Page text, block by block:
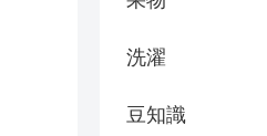
洗濯
豆知識